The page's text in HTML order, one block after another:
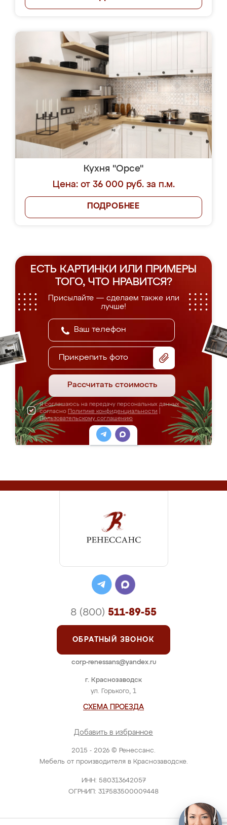
Кухня "Орсе"
Цена: от 36 000 руб. за п.м.
ПОДРОБНЕЕ
ЕСТЬ КАРТИНКИ ИЛИ ПРИМЕРЫ
ТОГО, ЧТО НРАВИТСЯ?
Присылайте — сделаем также или
лучше!
Прикрепить фото
Рассчитать стоимость
Я соглашаюсь на передачу персональных данных
согласно Политике конфиденциальности
Пользовательскому соглашению
2015 - 2026 © Ренессанс.
Мебель от производителя в Краснозаводске.
ИНН: 580313642057
ОГРНИП: 317583500009448
г. Краснозаводск
ул. Горького, 1
СХЕМА ПРОЕЗДА
Добавить в избранное
8 (800) 511-89-55
ОБРАТНЫЙ ЗВОНОК
corp-renessans@yandex.ru